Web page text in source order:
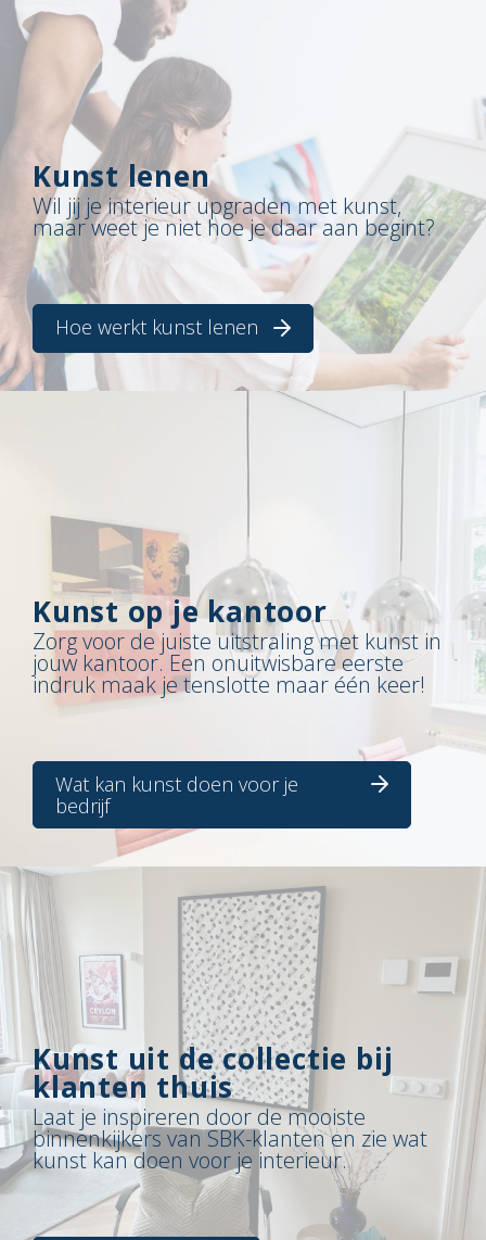
Kunst lenen
Wil jij je interieur upgraden met kunst,
maar weet je niet hoe je daar aan begint?
Hoe werkt kunst lenen
Kunst op je kantoor
Zorg voor de juiste uitstraling met kunst in
jouw kantoor. Een onuitwisbare eerste
indruk maak je tenslotte maar één keer!
Wat kan kunst doen voor je
bedrijf
Kunst uit de collectie bij
klanten thuis
Laat je inspireren door de mooiste
binnenkijkers van SBK-klanten en zie wat
kunst kan doen voor je interieur.